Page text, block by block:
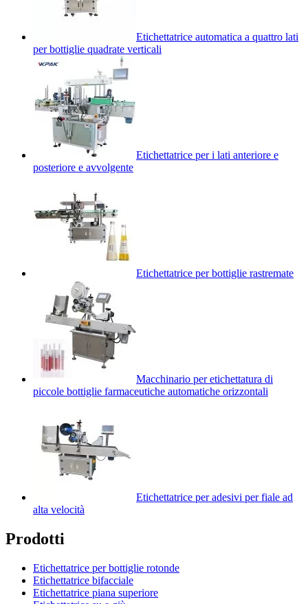
Etichettatrice automatica a quattro lati
per bottiglie quadrate verticali
Etichettatrice per i lati anteriore e
posteriore e avvolgente
Etichettatrice per bottiglie rastremate
Macchinario per etichettatura di
piccole bottiglie farmaceutiche automatiche orizzontali
Etichettatrice per adesivi per fiale ad
alta velocità
Prodotti
Etichettatrice per bottiglie rotonde
Etichettatrice bifacciale
Etichettatrice piana superiore